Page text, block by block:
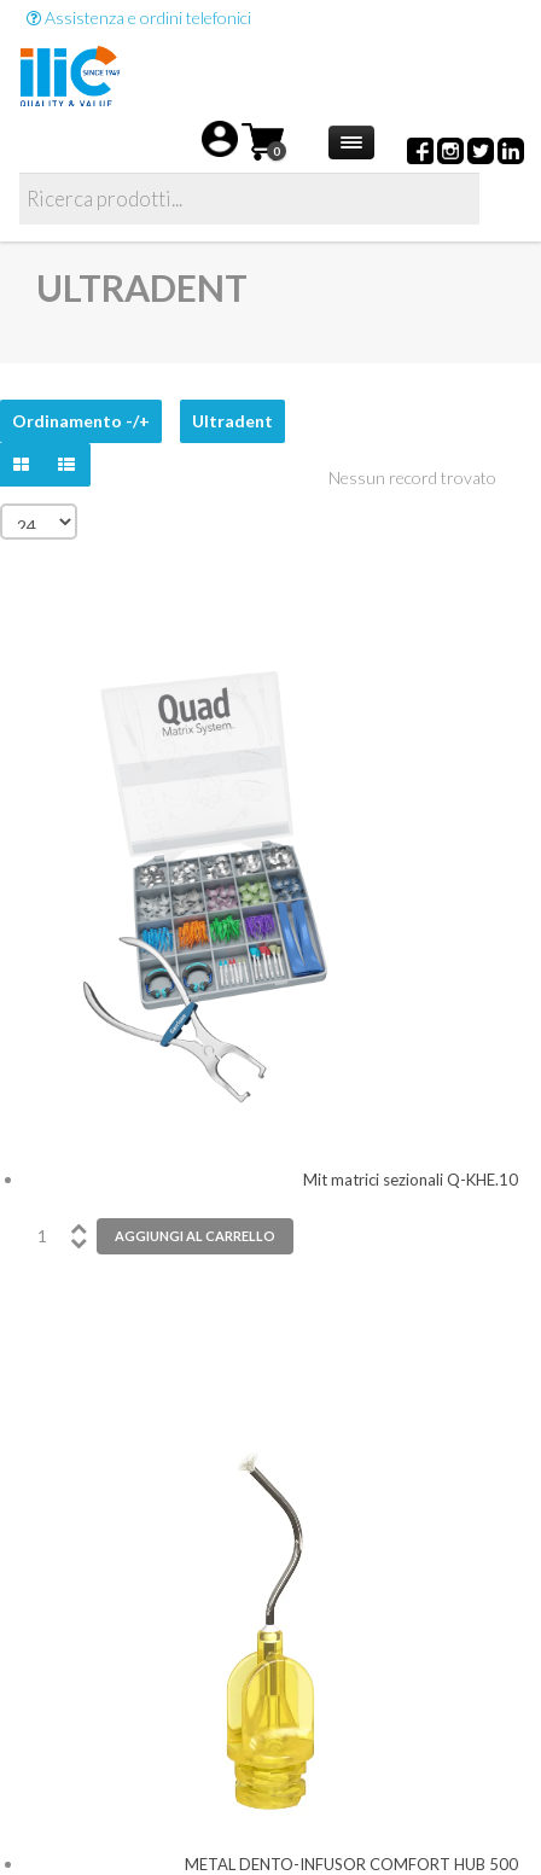
Assistenza e ordini telefonici
0
ULTRADENT
Ordinamento -/+ Ultradent
Nessun record trovato
Mit matrici sezionali Q-KHE.10
METAL DENTO-INFUSOR COMFORT HUB 500